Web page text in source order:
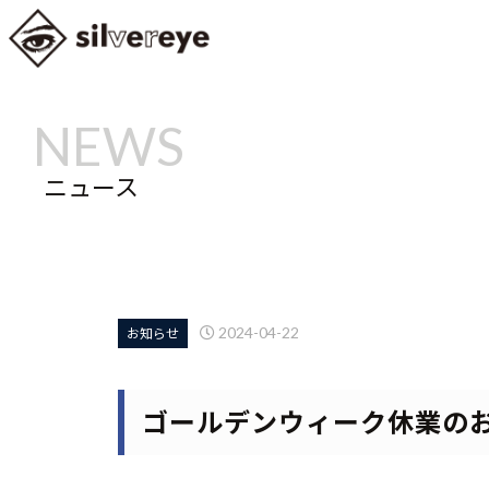
ニュース
お知らせ 2024-04-22
ゴールデンウィーク休業の